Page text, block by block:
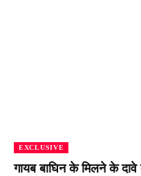
EXCLUSIVE
गायब बाघिन के मिलने के